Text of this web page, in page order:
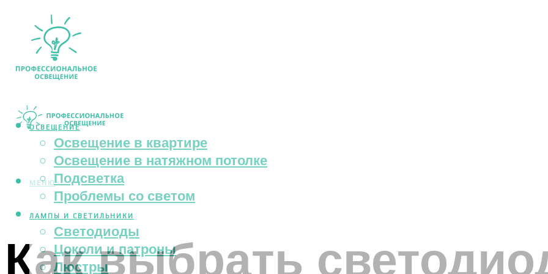
ОСВЕЩЕНИЕ
Освещение в квартире
Освещение в натяжном потолке
Подсветка
Проблемы со светом
ЛАМПЫ И СВЕТИЛЬНИКИ
Светодиоды
Цоколи и патроны
Люстры
МЕНЮ
Как выбрать